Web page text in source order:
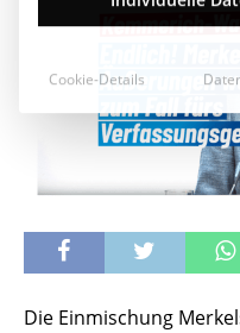
Die Einmischung